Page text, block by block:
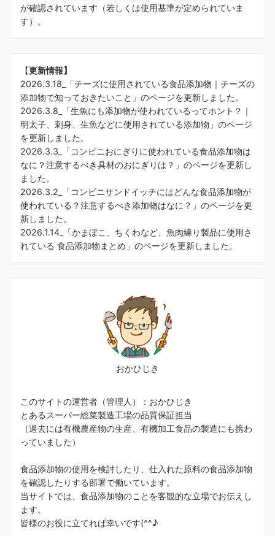
が確認されています（若しくは使用基準が定められていま
す）。
【更新情報】
2026.3.18_「チーズに使用されている食品添加物｜チーズの
添加物で知っておきたいこと 」のページを更新しました。
2026.3.8_「生魚にも添加物が使われているってホント？｜
明太子、刺身、生魚などに使用されている添加物 」のページ
を更新しました。
2026.3.3_「コンビニおにぎりに使われている食品添加物は
なに？注意するべき具材のおにぎりは？ 」のページを更新し
ました。
2026.3.2_「コンビニサンドイッチにはどんな食品添加物が
使われている？注意するべき添加物はなに？ 」のページを更
新しました。
2026.1.14_「かまぼこ、ちくわなど、魚肉練り製品に使用さ
れている 食品添加物まとめ 」のページを更新しました。
おかひじき
このサイトの運営者（管理人）：おかひじき
とあるスーパー総菜製造工場の品質保証担当
（過去には有機農産物の生産、有機加工食品の製造にも携わ
っていました）
食品添加物の使用を検討したり、仕入れた原料の食品添加物
を確認したりする部署で働いています。
当サイトでは、食品添加物のことを客観的な立場でお伝えし
ます。
皆様のお役に立てれば幸いです(^^♪